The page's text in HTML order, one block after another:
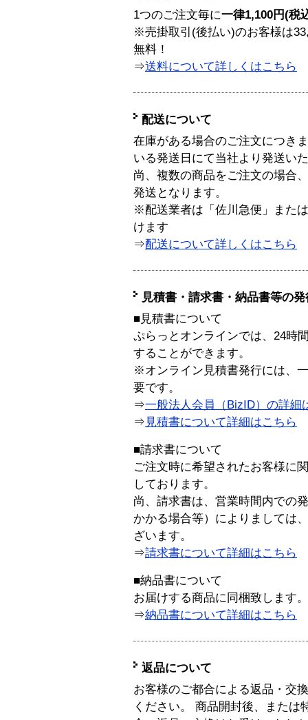
1つのご注文毎に一律1,100円(税
※売掛取引(後払い)のお客様は
無料！
⇒送料について詳しくはこちら
配送について
在庫がある場合のご注文につき
いる発送日にて当社より発送い
尚、複数の商品をご注文の場合
発送となります。
※配送業者は「佐川急便」また
けます
⇒配送について詳しくはこちら
見積書・請求書・納品書等の
■見積書について
ぷらっとオンラインでは、24時
することができます。
※オンライン見積書発行には、
要です。
⇒一般法人会員（BizID）の詳細
⇒ 見積書について詳細はこちら
■請求書について
ご注文時に希望されたお客様に
しております。
尚、請求書は、営業時間内での
かかる場合等）によりましては
ざいます。
⇒請求書について詳細はこちら
■納品書について
お届けする商品に同梱致します。
⇒納品書について詳細はこちら
返品について
お客様のご都合による返品・交
ください。 商品開封後、または